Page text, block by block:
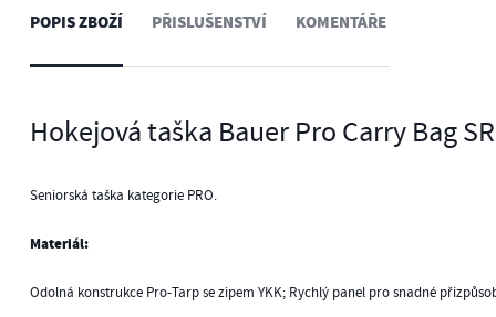
POPIS ZBOŽÍ
Hokejová taška Bauer Pro Carry Bag
Seniorská taška kategorie PRO.
Materiál:
Odolná konstrukce Pro-Tarp se zipem YKK; Rychlý panel pro snadné
PŘISLUŠENSTVÍ KOMENTÁŘE